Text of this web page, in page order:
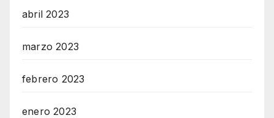
abril 2023
marzo 2023
febrero 2023
enero 2023